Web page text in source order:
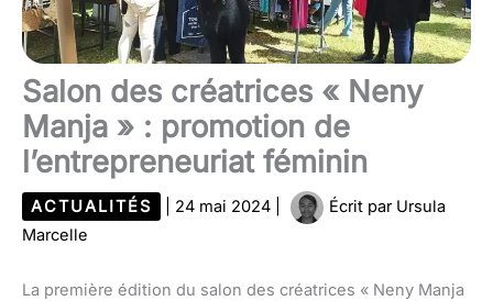
Salon des créatrices « Neny
Manja » : promotion de
l’entrepreneuriat féminin
ACTUALITÉS 24 mai 2024 Écrit par Ursula
Marcelle
La première édition du salon des créatrices « Neny Manja